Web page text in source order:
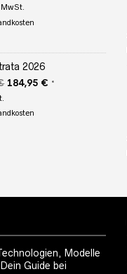
2026
Ursprünglicher
184,95 € Aktueller
*
Modelle
Guide bei